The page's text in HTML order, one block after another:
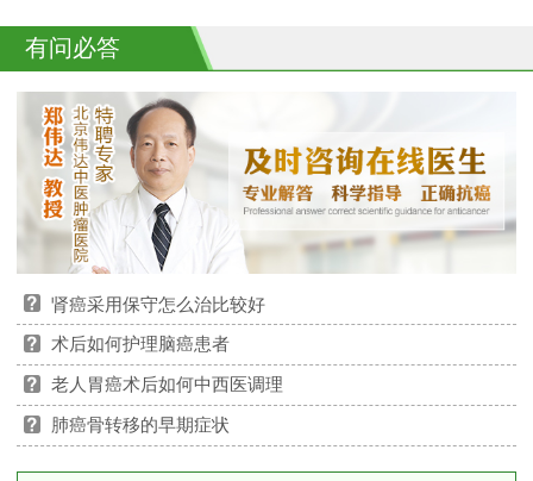
有问必答
肾癌采用保守怎么治比较好
术后如何护理脑癌患者
老人胃癌术后如何中西医调理
肺癌骨转移的早期症状